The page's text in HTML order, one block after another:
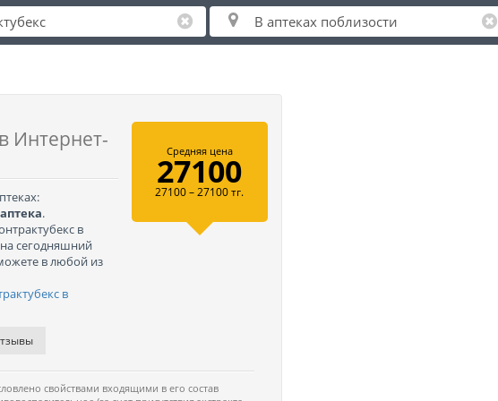
Интернет-
.
в
сегодняшний
в любой из
в
Средняя цена
27100
27100 – 27100 тг.
свойствами входящими в его состав